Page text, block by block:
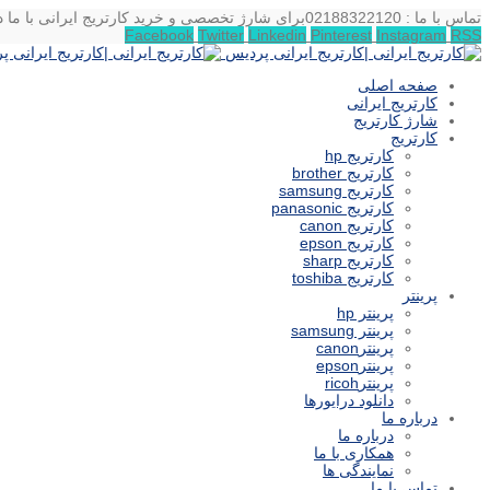
تماس با ما : 02188322120
برای شارژ تخصصی و خرید کارتریج ایرانی با ما
Facebook Twitter Linkedin Pinterest Instagram RSS
صفحه اصلی
کارتریج ایرانی
شارژ کارتریج
کارتریج
کارتریج hp
کارتریج brother
کارتریج samsung
کارتریج panasonic
کارتریج canon
کارتریج epson
کارتریج sharp
کارتریج toshiba
پرینتر
پرینتر hp
پرینتر samsung
پرینترcanon
پرینترepson
پرینترricoh
دانلود درایورها
درباره ما
درباره ما
همکاری با ما
نمایندگی ها